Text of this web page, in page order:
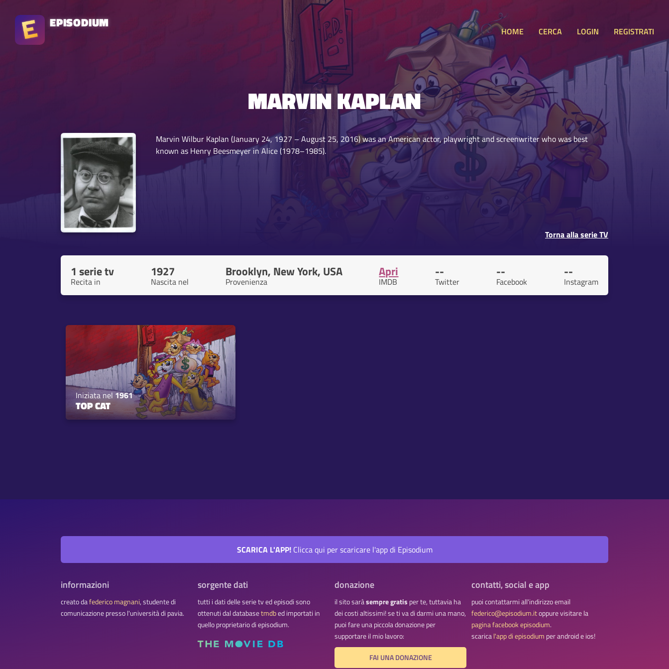
EPISODIUM
HOME CERCA LOGIN REGISTRATI
MARVIN KAPLAN
Marvin Wilbur Kaplan (January 24, 1927 – August 25, 2016) was an American actor, playwright and screenwriter who was best
known as Henry Beesmeyer in Alice (1978–1985).
Torna alla serie TV
1 serie tv
Recita in
1927
Nascita nel
Brooklyn, New York, USA
Provenienza
Apri
IMDB
--
Twitter
--
Facebook
--
Instagram
Iniziata nel1961
TOP CAT
SCARICA L'APP!Clicca qui per scaricare l'app di Episodium
informazioni
creato dafederico magnani, studente di
comunicazione presso l'università di pavia.
sorgente dati
tutti i dati delle serie tv ed episodi sono
ottenuti dal databasetmdbed importati in
quello proprietario di episodium.
donazione
il sito saràsempre gratis per te, tuttavia ha
dei costi altissimi! se ti va di darmi una mano,
puoi fare una piccola donazione per
supportare il mio lavoro:
FAI UNA DONAZIONE
contatti, social e app
puoi contattarmi all'indirizzo email
federico@episodium.itoppure visitare la
pagina facebook episodium.
scarical'app di episodium per android e ios!